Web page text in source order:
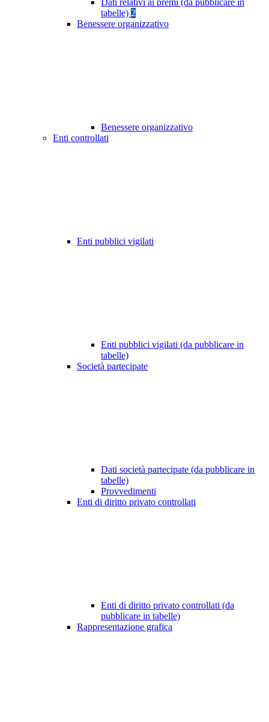
Dati relativi ai premi (da pubblicare in
tabelle) 2
Benessere organizzativo
Benessere organizzativo
Enti controllati
Enti pubblici vigilati
Enti pubblici vigilati (da pubblicare in
tabelle)
Società partecipate
Dati società partecipate (da pubblicare in
tabelle)
Provvedimenti
Enti di diritto privato controllati
Enti di diritto privato controllati (da
pubblicare in tabelle)
Rappresentazione grafica